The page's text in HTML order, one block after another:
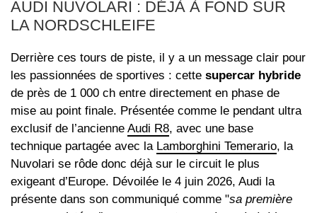
AUDI NUVOLARI : DÉJÀ À FOND SUR
LA NORDSCHLEIFE
Derrière ces tours de piste, il y a un message clair pour
les passionnées de sportives : cette supercar hybride
de près de 1 000 ch entre directement en phase de
mise au point finale. Présentée comme le pendant ultra
exclusif de l’ancienne Audi R8, avec une base
technique partagée avec la Lamborghini Temerario, la
Nuvolari se rôde donc déjà sur le circuit le plus
exigeant d’Europe. Dévoilée le 4 juin 2026, Audi la
présente dans son communiqué comme "sa première